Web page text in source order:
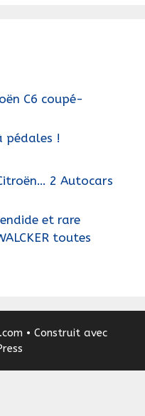
C6 coupé-
pédales !
2 Autocars
et rare
toutes
• Construit avec